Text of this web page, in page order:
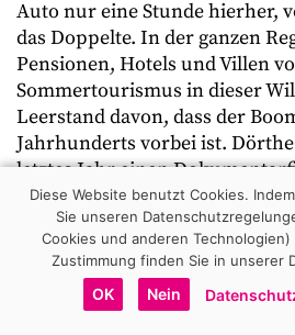
Auto nur eine Stunde hierher,
das Doppelte. In der ganzen
Pensionen, Hotels und Villen
Sommertourismus in dieser
Leerstand davon, dass der
Jahrhunderts vorbei ist.
letztes Jahr einen
Sommerfrische im
Aufnahmen und Erzählungen
oft ungenutzten Orte belebt.
die Leute aus dem Schwarzatal
suchten sich andere Ziele. In
Diese Website benutzt Cookies.
Sie unseren
Cookies und anderen Technologien)
Zustimmung finden Sie in unserer
OK Nein